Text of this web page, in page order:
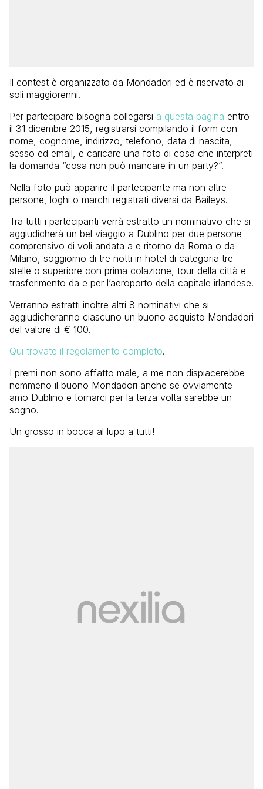
Il contest è organizzato da Mondadori ed è riservato ai
soli maggiorenni.
Per partecipare bisogna collegarsi a questa pagina entro
il 31 dicembre 2015, registrarsi compilando il form con
nome, cognome, indirizzo, telefono, data di nascita,
sesso ed email, e caricare una foto di cosa che interpreti
la domanda “cosa non può mancare in un party?”.
Nella foto può apparire il partecipante ma non altre
persone, loghi o marchi registrati diversi da Baileys.
Tra tutti i partecipanti verrà estratto un nominativo che si
aggiudicherà un bel viaggio a Dublino per due persone
comprensivo di voli andata a e ritorno da Roma o da
Milano, soggiorno di tre notti in hotel di categoria tre
stelle o superiore con prima colazione, tour della città e
trasferimento da e per l’aeroporto della capitale irlandese.
Verranno estratti inoltre altri 8 nominativi che si
aggiudicheranno ciascuno un buono acquisto Mondadori
del valore di € 100.
Qui trovate il regolamento completo.
I premi non sono affatto male, a me non dispiacerebbe
nemmeno il buono Mondadori anche se ovviamente
amo Dublino e tornarci per la terza volta sarebbe un
sogno.
Un grosso in bocca al lupo a tutti!